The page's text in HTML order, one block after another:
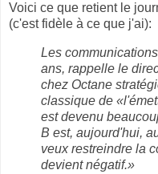
Voici ce que retient le
(c'est fidèle à ce que j'ai):
Les
ans, rappelle le
chez Octane
classique de
est devenu
B est, aujourd'hui,
veux restreindre la
devient négatif.»